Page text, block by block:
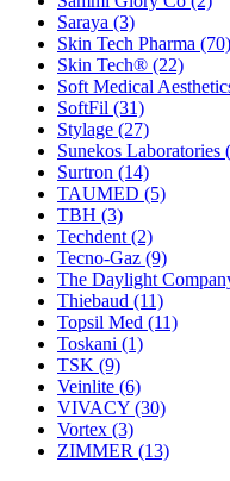
Saraya (3)
Skin Tech Pharma (70)
Skin Tech® (22)
Soft Medical
SoftFil (31)
Stylage (27)
Sunekos Laboratories
Surtron (14)
TAUMED (5)
TBH (3)
Techdent (2)
Tecno-Gaz (9)
The Daylight
Thiebaud (11)
Topsil Med (11)
Toskani (1)
TSK (9)
Veinlite (6)
VIVACY (30)
Vortex (3)
ZIMMER (13)